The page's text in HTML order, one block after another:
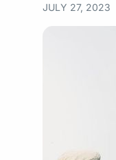
JULY 27, 2023